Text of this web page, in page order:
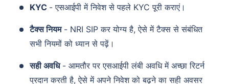
KYC - एसआईपी में निवेश से पहले KYC पूरी कराएं।
टैक्स नियम- NRI SIP कर योग्य है, ऐसे में टैक्स से संबंधित
सभी नियमों को ध्यान से पढ़ें।
सही अवधि- आमतौर पर एसआईपी लंबी अवधि में अच्छा रिटर्न
प्रदान करती है, ऐसे में अपने निवेश को बढ़ने का सही अवसर
Zero Capital Gains tax^
View Plans
*Returns on Basis 7 year fund performance